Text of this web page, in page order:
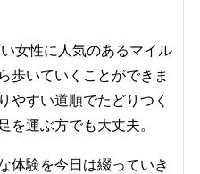
女性に人気のあるマイル
歩いていくことができま
やすい道順でたどりつく
を運ぶ方でも大丈夫。
体験を今日は綴っていき